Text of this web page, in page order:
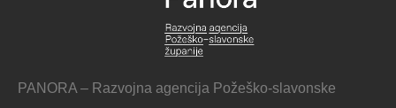
PANORA – Razvojna agencija Požeško-slavonske